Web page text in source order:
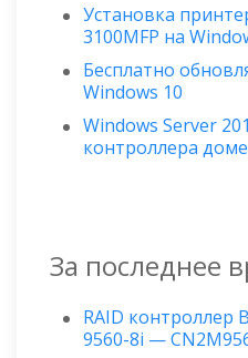
Установка
3100MFP на
Бесплатно
Windows 10
Windows Server
контроллера
За последнее
RAID контроллер
9560-8i —